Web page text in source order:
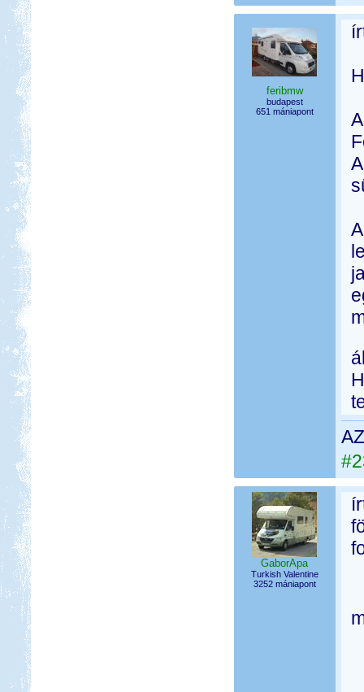
feribmw
budapest
651 mániapont
GaborApa
Turkish Valentine
3252 mániapont